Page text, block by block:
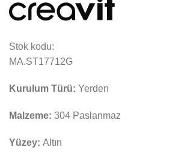
Stok kodu:
MA.ST17712G
Kurulum Türü: Yerden
Malzeme: 304 Paslanmaz
Yüzey: Altın